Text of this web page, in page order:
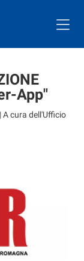
App"
| A cura dell'Ufficio